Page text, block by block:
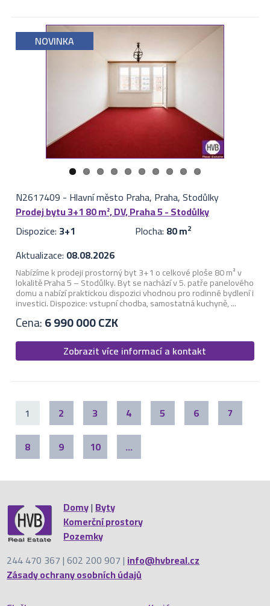
NOVINKA
N2617409 - Hlavní město Praha, Praha, Stodůlky
Prodej bytu 3+1 80 m², DV, Praha 5 - Stodůlky
Dispozice: 3+1 Plocha: 80 m2
Aktualizace: 08.08.2026
Nabízíme k prodeji prostorný byt 3+1 o celkové ploše 80 m² v
lokalitě Praha 5 – Stodůlky. Byt se nachází v 5. patře panelového
domu a nabízí praktickou dispozici vhodnou pro rodinné bydlení i
investici. Dispozice: vstupní chodba, samostatná kuchyně, ...
Cena:6 990 000 CZK
Zobrazit více informací a kontakt
1 2 3 4 5 6
7
8
9 10 ...
Domy|Byty
Komerční prostory
Pozemky
244 470 367 | 602 200 907 |info@hvbreal.cz
Zásady ochrany osobních údajů